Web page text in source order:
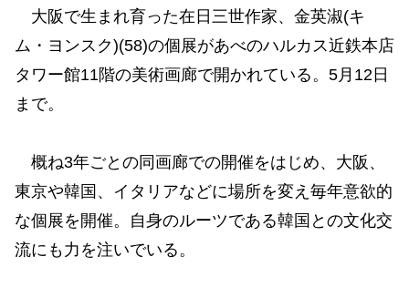
大阪で生まれ育った在日三世作家、金英淑(キ
ム・ヨンスク)(58)の個展があべのハルカス近鉄本店
タワー館11階の美術画廊で開かれている。5月12日
まで。
概ね3年ごとの同画廊での開催をはじめ、大阪、
東京や韓国、イタリアなどに場所を変え毎年意欲的
な個展を開催。自身のルーツである韓国との文化交
流にも力を注いでいる。